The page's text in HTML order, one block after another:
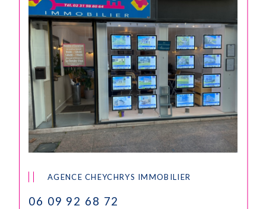
AGENCE CHEYCHRYS IMMOBILIER
06 09 92 68 72